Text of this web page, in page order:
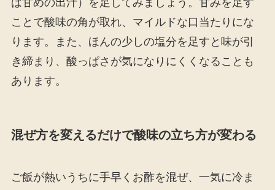
ことで酸味の角が取れ、マイルドな口当たりにな
ります。また、ほんの少しの塩分を足すと味が引
き締まり、酸っぱさが気になりにくくなることも
あります。
混ぜ方を変えるだけで酸味の立ち方が変わる
ご飯が熱いうちに手早くお酢を混ぜ、一気に冷ま